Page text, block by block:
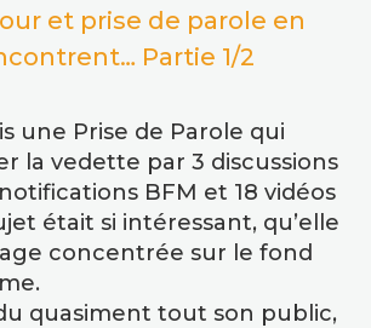
et prise de parole en
Partie 1/2
une Prise de Parole qui
la vedette par 3 discussions
BFM et 18 vidéos
était si intéressant, qu’elle
concentrée sur le fond
quasiment tout son public,